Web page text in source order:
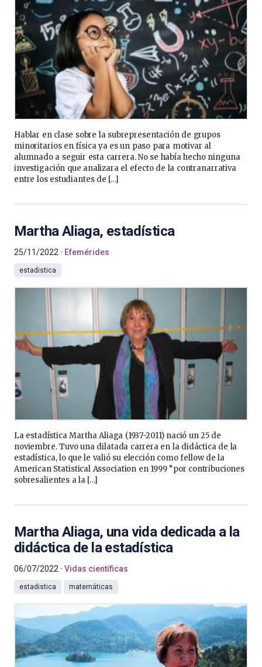
Hablar en clase sobre la subrepresentación de grupos
minoritarios en física ya es un paso para motivar al
alumnado a seguir esta carrera. No se había hecho ninguna
investigación que analizara el efecto de la contranarrativa
entre los estudiantes de […]
Martha Aliaga, estadística
25/11/2022 Efemérides
estadistica
La estadística Martha Aliaga (1937-2011) nació un 25 de
noviembre. Tuvo una dilatada carrera en la didáctica de la
estadística, lo que le valió su elección como fellow de la
American Statistical Association en 1999 “por contribuciones
sobresalientes a la […]
Martha Aliaga, una vida dedicada a la
didáctica de la estadística
06/07/2022 Vidas científicas
estadistica matemáticas